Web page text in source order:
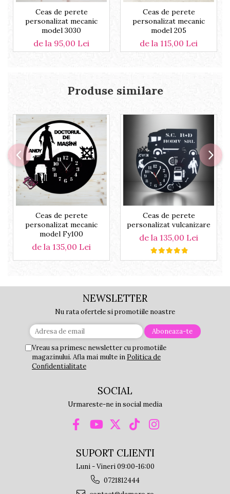
Ceas de perete
personalizat mecanic
model 3030
de la 95,00 Lei
Ceas de perete
personalizat mecanic
model 205
de la 115,00 Lei
Produse similare
Ceas de perete
personalizat mecanic
model Fy100
de la 135,00 Lei
Ceas de perete
personalizat vulcanizare
de la 135,00 Lei
NEWSLETTER
Nu rata ofertele si promotiile noastre
Vreau sa primesc newsletter cu promotiile
magazinului. Afla mai multe in Politica de
Confidentialitate
SOCIAL
Urmareste-ne in social media
SUPORT CLIENTI
Luni - Vineri 09:00-16:00
0721812444